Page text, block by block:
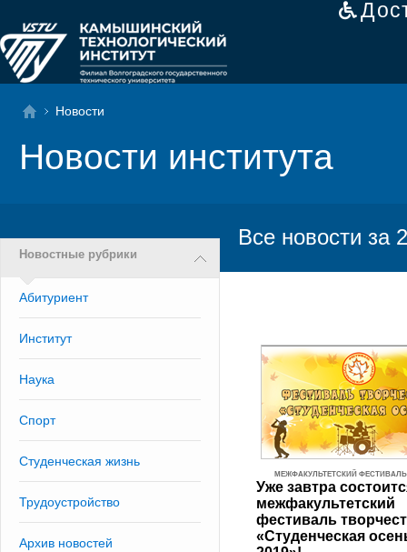
Новости
Новости института
Новостные рубрики
Абитуриент
Институт
Наука
Спорт
Студенческая жизнь
Трудоустройство
Архив новостей
Все новости за
МЕЖФАКУЛЬТЕТСКИЙ ФЕСТИВАЛЬ
Уже завтра
межфакультетский
фестиваль
«Студенческая